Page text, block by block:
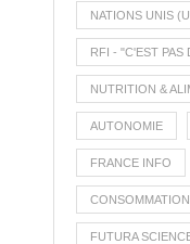
NATIONS UNIS
RFI - "C'EST PAS
NUTRITION &
AUTONOMIE
FRANCE INFO
CONSOMMATION
FUTURA